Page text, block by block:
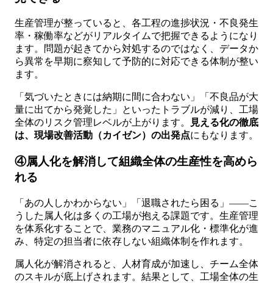
生産管理が整っていると、各工程の進捗状況・不良発生
率・稼働率などがリアルタイムで把握できるようになり
ます。問題が起きてから対処するのではなく、データか
ら異常を早期に察知して予防的に対応できる体制が整い
ます。
「気づいたときには納期に間に合わない」「不良品が大
量に出てから発覚した」といったトラブルが減り、工場
全体のリスク管理レベルが上がります。
見える化の徹底
は、現場改善活動（カイゼン）の出発点にもなります。
④属人化を解消して組織全体の生産性を高めら
れる
「あの人しかわからない」「退職されたら困る」——こ
うした属人化は多くの工場が抱える課題です。生産管理
を体系化することで、業務のマニュアル化・標準化が進
み、特定の担当者に依存しない組織体制を作れます。
属人化が解消されると、人材育成が加速し、チーム全体
のスキルが底上げされます。結果として、工場全体の生